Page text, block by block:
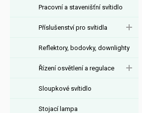
Pracovní a stavenišťní svítidlo
Příslušenství pro svítidla
Reflektory, bodovky, downlighty
Řízení osvětlení a regulace
Sloupkové svítidlo
Stojací lampa